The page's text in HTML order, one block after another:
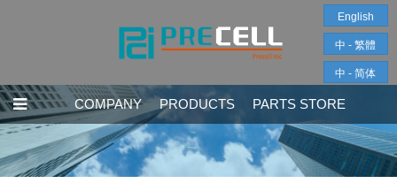
English
中 - 繁體
中 - 简体
COMPANY PRODUCTS PARTS STORE